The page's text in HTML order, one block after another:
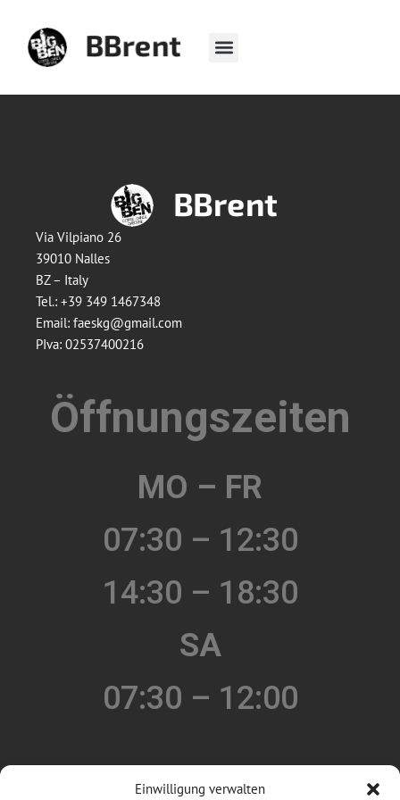
Einwilligung verwalten
springen
Via Vilpiano 26
39010 Nalles
BZ – Italy
Tel.: +39 349 1467348
Email: faeskg@gmail.com
PIva: 02537400216
Öffnungszeiten
MO – FR
07:30 – 12:30
14:30 – 18:30
SA
07:30 – 12:00